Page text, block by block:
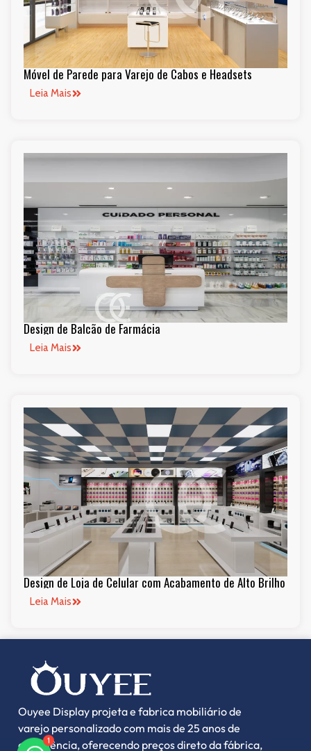
Móvel de Parede para Varejo de Cabos e Headsets
Leia Mais
Design de Balcão de Farmácia
Leia Mais
Design de Loja de Celular com Acabamento de Alto Brilho
Leia Mais
Ouyee Display projeta e fabrica mobiliário de
varejo personalizado com mais de 25 anos de
experiência, oferecendo preços direto da fábrica,
1